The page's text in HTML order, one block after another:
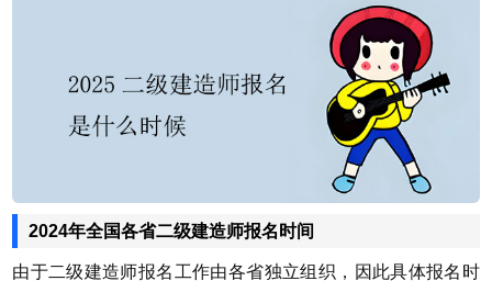
2024年全国各省二级建造师报名时间
由于二级建造师报名工作由各省独立组织，因此具体报名时